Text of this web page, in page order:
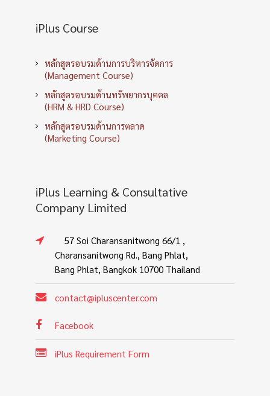
iPlus Course
หลักสูตรอบรมด้านการบริหารจัดการ
(Management Course)
หลักสูตรอบรมด้านทรัพยากรบุคคล
(HRM & HRD Course)
หลักสูตรอบรมด้านการตลาด
(Marketing Course)
iPlus Learning & Consultative
Company Limited
57 Soi Charansanitwong 66/1 ,
Charansanitwong Rd., Bang Phlat,
Bang Phlat, Bangkok 10700 Thailand
contact@ipluscenter.com
Facebook
iPlus Requirement Form